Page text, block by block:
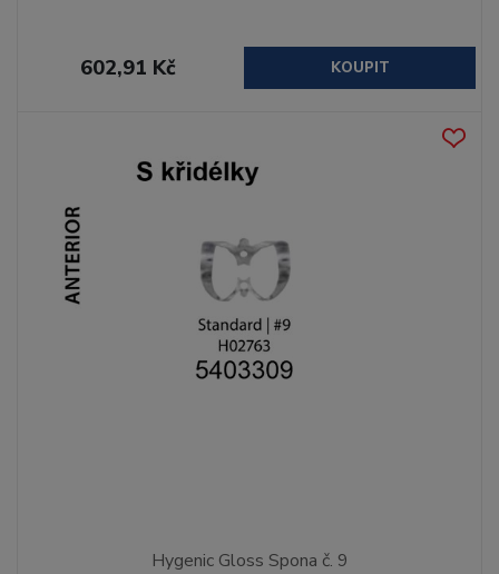
602,91 Kč KOUPIT
Hygenic Gloss Spona č. 9